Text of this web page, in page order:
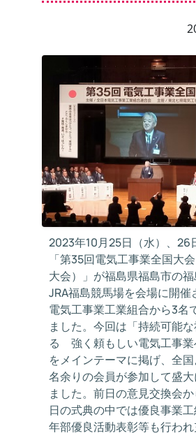
2023年10月25日（水）、26
「第35回電気工事業全国大
大会）」が福島県福島市の
JRA福島競馬場を会場に開催
電気工事業工業組合から3名
ました。今回は「持続可能な
る 強く頼もしい電気工事業
をメインテーマに掲げ、全
名余りの会員が参加して盛
ました。前日の意見交換会
日の式典の中では優良事業
年部優良活動表彰等も行わ